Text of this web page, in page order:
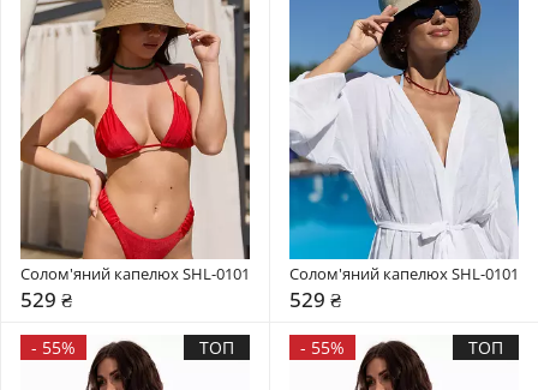
Солом'яний капелюх SHL-0101
529 ₴
Солом'яний капелюх SHL-0101
529 ₴
- 55% ТОП - 55% ТОП